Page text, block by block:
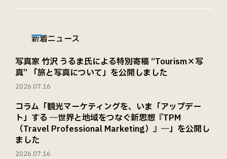
新着ニュース
写真家 竹沢 うるま氏による特別寄稿 “Tourism×写
真” 「旅と写真について」を公開しました
2026.07.16
コラム「観光マーケティングを、いま「アップデー
ト」する ―世界と地域をつなぐ新思想『TPM
（Travel Professional Marketing）』―」を公開し
ました
2026.07.16